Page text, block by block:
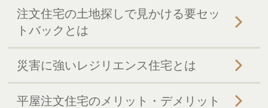
注文住宅の土地探しで見かける要セッ
トバックとは
災害に強いレジリエンス住宅とは
平屋注文住宅のメリット・デメリット